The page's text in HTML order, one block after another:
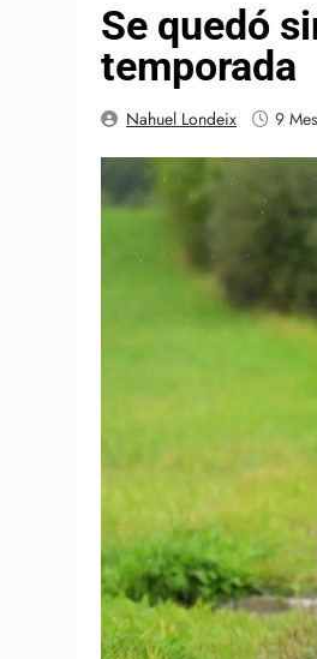
Se quedó
temporada
Nahuel Londeix 9